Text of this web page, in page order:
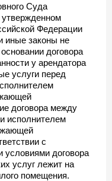
Суда
Федерации
иные законы не
договора
у арендатора
услуги перед
договора между
исполнителем
с
условиями договора
услуг лежит на
помещения.